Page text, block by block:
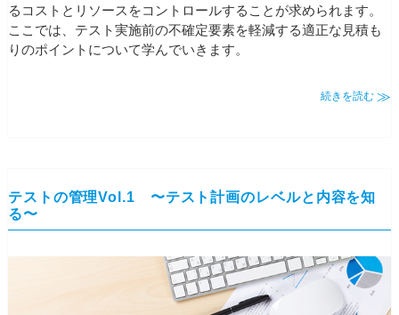
るコストとリソースをコントロールすることが求められます。
ここでは、テスト実施前の不確定要素を軽減する適正な見積も
りのポイントについて学んでいきます。
続きを読む
テストの管理Vol.1 〜テスト計画のレベルと内容を知
る〜